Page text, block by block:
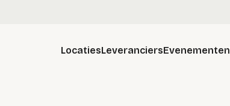
LocatiesLeveranciersEvenementen